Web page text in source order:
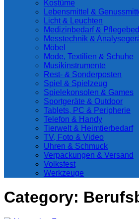
Kostüme
Lebensmittel &
Licht & Leuchten
Medizinbedarf &
Messtechnik &
Möbel
Mode, Textilien & Schuhe
Musikinstrumente
Rest- & Sonderposten
Spiel & Spielzeug
Spielekonsolen & Games
Sportgeräte & Outdoor
Tablets, PC & Peripherie
Telefon & Handy
Tierwelt & Heimtierbedarf
TV, Foto & Video
Uhren & Schmuck
Verpackungen & Versand
Volksfest
Werkzeuge
Category: